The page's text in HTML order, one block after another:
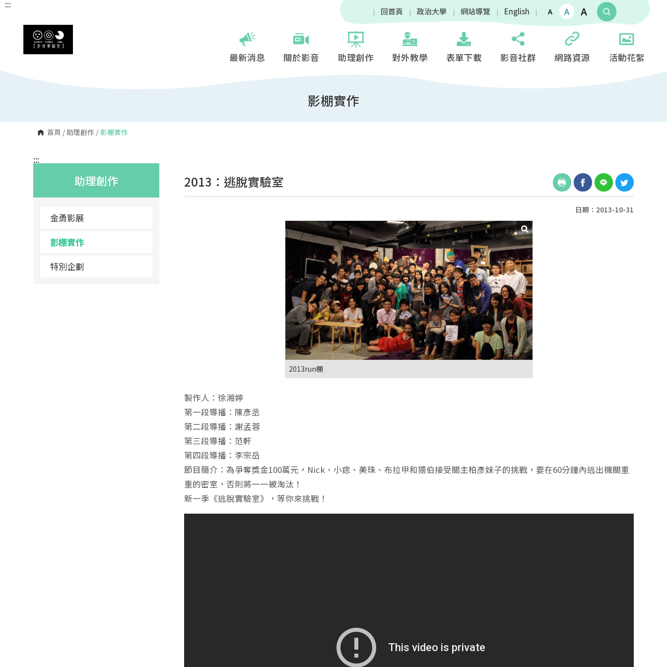
跳
:::
回首頁 政治大學 網站導覽 English A A A
最新消息 關於影音 助理創作 對外教學 表單下載 影音社群 網路資源 活動花絮
影棚實作
首頁 /助理創作 / 影棚實作
:::
助理創作
金勇影展
影棚實作
特別企劃
:::
2013：逃脫實驗室
日期：2013-10-31
2013run棚
製作人：徐湘婷
第一段導播：陳彥丞
第二段導播：謝孟蓉
第三段導播：范軒
第四段導播：李宗岳
節目簡介：為爭奪獎金100萬元，Nick、小痣、美珠、布拉甲和猥伯接受關主柏彥妹子的挑戰，要在60分鐘內逃出機關重
重的密室，否則將一一被淘汰！
新一季《逃脫實驗室》，等你來挑戰！